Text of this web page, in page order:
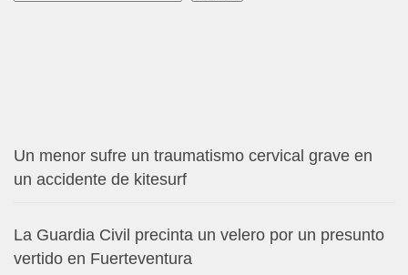
Un menor sufre un traumatismo cervical grave en
un accidente de kitesurf
La Guardia Civil precinta un velero por un presunto
vertido en Fuerteventura